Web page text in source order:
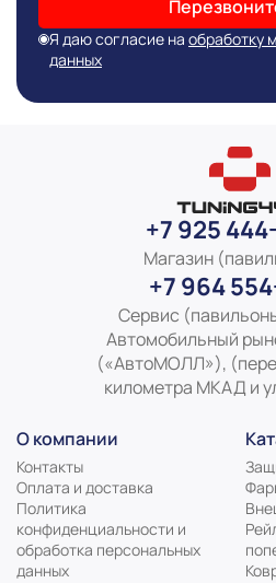
Я даю согласие на обработку
данных
+7 925
Магазин
+7 964
Сервис
Автомобильный
(«АвтоМОЛЛ»),
километра МКАД и
О компании
Контакты
Оплата и доставка
Политика
конфиденциальности и
обработка персональных
данных